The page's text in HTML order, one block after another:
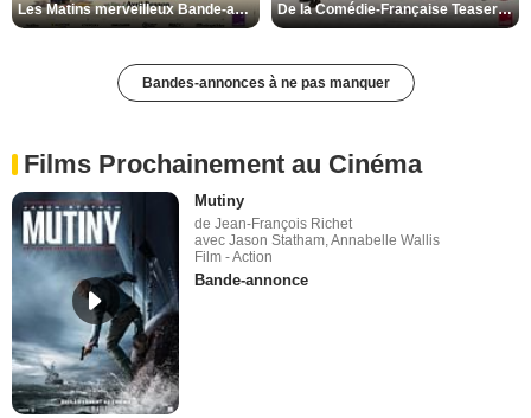
Les Matins merveilleux Bande-annonce VF De la Comédie-Française Teaser VF
Bandes-annonces à ne pas manquer
Films Prochainement au Cinéma
Mutiny
de Jean-François Richet
avec Jason Statham, Annabelle Wallis
Film - Action
Bande-annonce